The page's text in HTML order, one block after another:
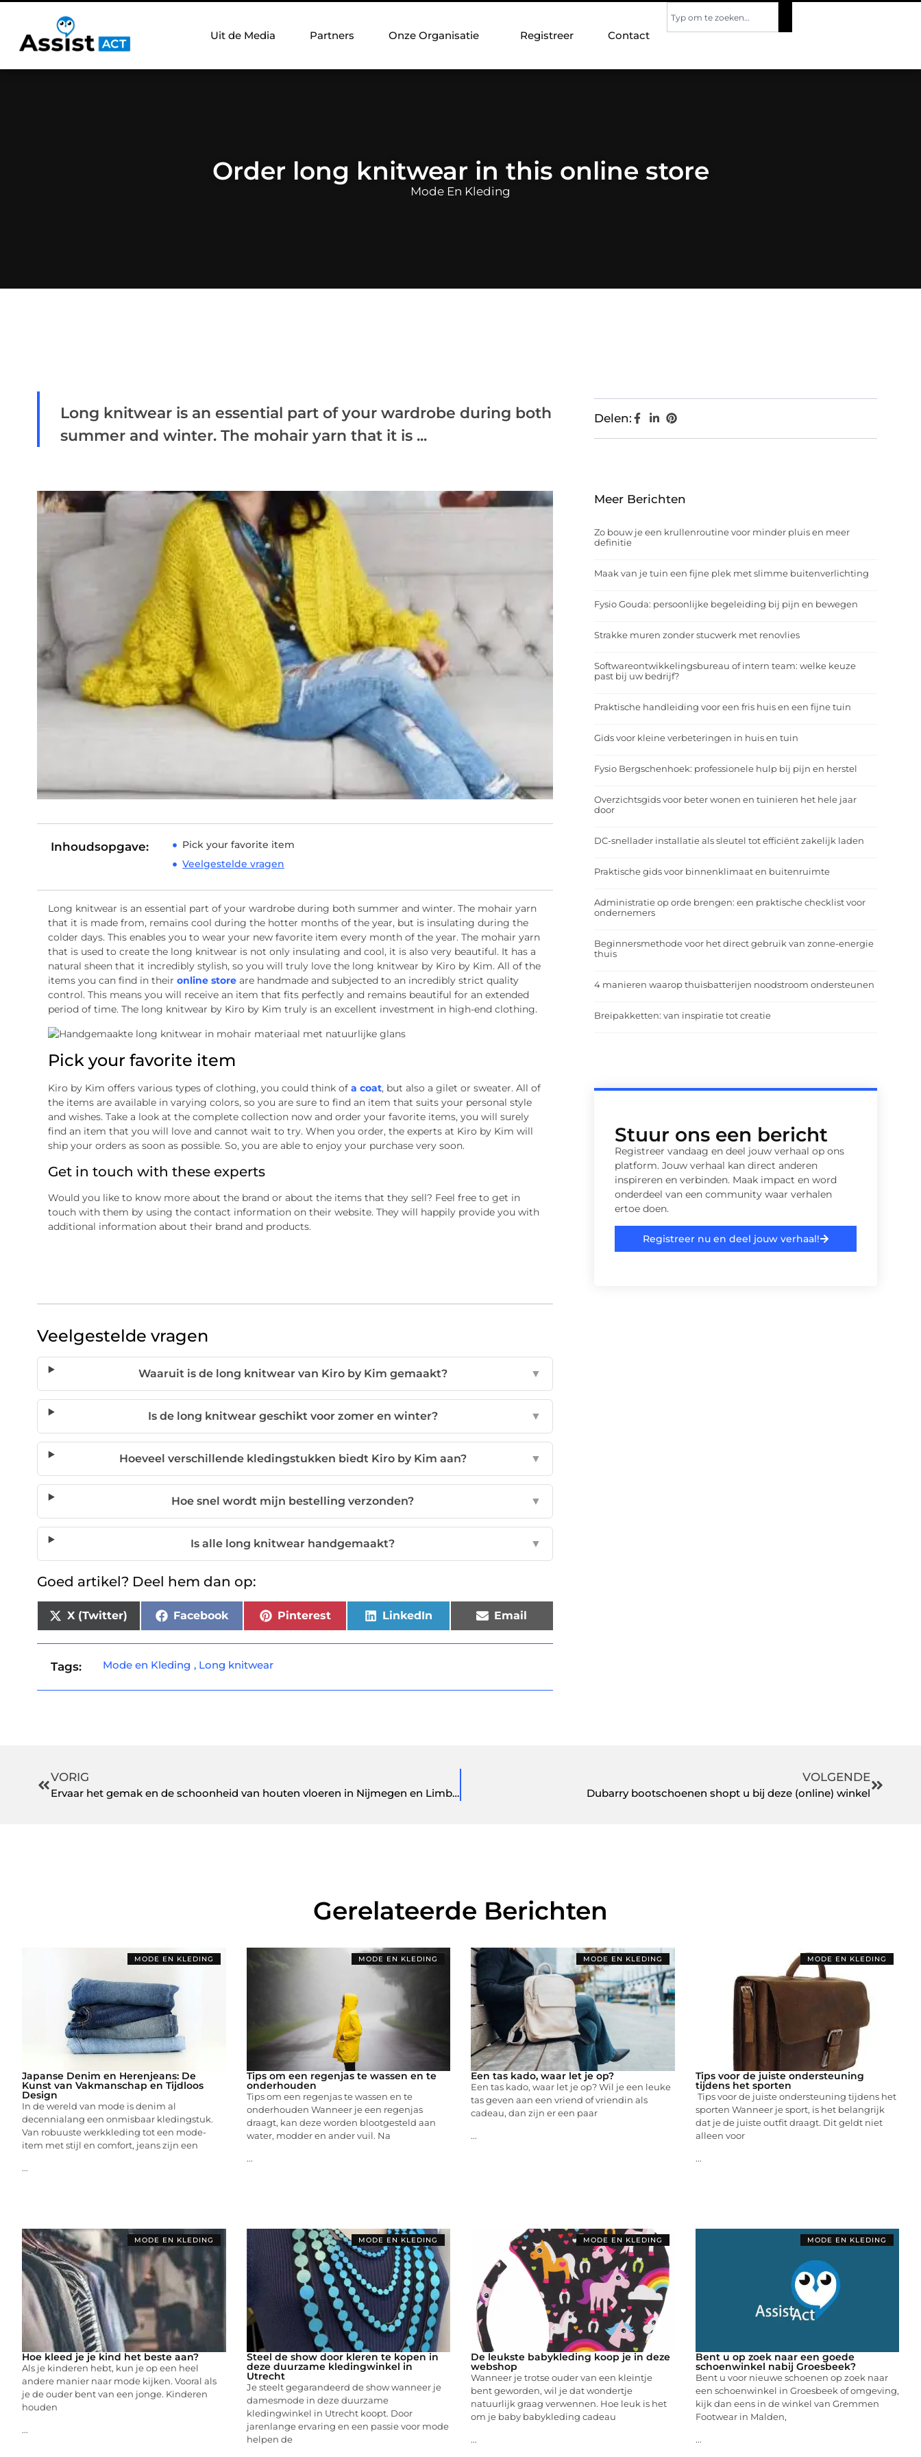
Uit de Media Partners Onze Organisatie Registreer Contact
Order long knitwear in this online store
Mode En Kleding
Long knitwear is an essential part of your wardrobe during both
summer and winter. The mohair yarn that it is ...
Inhoudsopgave:
Pick your favorite item
Veelgestelde vragen
Long knitwear is an essential part of your wardrobe during both summer and winter. The mohair yarn
that it is made from, remains cool during the hotter months of the year, but is insulating during the
colder days. This enables you to wear your new favorite item every month of the year. The mohair yarn
that is used to create the long knitwear is not only insulating and cool, it is also very beautiful. It has a
natural sheen that it incredibly stylish, so you will truly love the long knitwear by Kiro by Kim. All of the
items you can find in their online storeare handmade and subjected to an incredibly strict quality
control. This means you will receive an item that fits perfectly and remains beautiful for an extended
period of time. The long knitwear by Kiro by Kim truly is an excellent investment in high-end clothing.
Pick your favorite item
Kiro by Kim offers various types of clothing, you could think of a coat, but also a gilet or sweater. All of
the items are available in varying colors, so you are sure to find an item that suits your personal style
and wishes. Take a look at the complete collection now and order your favorite items, you will surely
find an item that you will love and cannot wait to try. When you order, the experts at Kiro by Kim will
ship your orders as soon as possible. So, you are able to enjoy your purchase very soon.
Get in touch with these experts
Would you like to know more about the brand or about the items that they sell? Feel free to get in
touch with them by using the contact information on their website. They will happily provide you with
additional information about their brand and products.
Veelgestelde vragen
Waaruit is de long knitwear van Kiro by Kim gemaakt? ▼
Is de long knitwear geschikt voor zomer en winter? ▼
Hoeveel verschillende kledingstukken biedt Kiro by Kim aan? ▼
Hoe snel wordt mijn bestelling verzonden? ▼
Is alle long knitwear handgemaakt? ▼
Goed artikel? Deel hem dan op:
X (Twitter) Facebook Pinterest LinkedIn Email
Tags: Mode en Kleding , Long knitwear
Delen:
Meer Berichten
Zo bouw je een krullenroutine voor minder pluis en meer
definitie
Maak van je tuin een fijne plek met slimme buitenverlichting
Fysio Gouda: persoonlijke begeleiding bij pijn en bewegen
Strakke muren zonder stucwerk met renovlies
Softwareontwikkelingsbureau of intern team: welke keuze
past bij uw bedrijf?
Praktische handleiding voor een fris huis en een fijne tuin
Gids voor kleine verbeteringen in huis en tuin
Fysio Bergschenhoek: professionele hulp bij pijn en herstel
Overzichtsgids voor beter wonen en tuinieren het hele jaar
door
DC-snellader installatie als sleutel tot efficiënt zakelijk laden
Praktische gids voor binnenklimaat en buitenruimte
Administratie op orde brengen: een praktische checklist voor
ondernemers
Beginnersmethode voor het direct gebruik van zonne-energie
thuis
4 manieren waarop thuisbatterijen noodstroom ondersteunen
Breipakketten: van inspiratie tot creatie
Stuur ons een bericht
Registreer vandaag en deel jouw verhaal op ons
platform. Jouw verhaal kan direct anderen
inspireren en verbinden. Maak impact en word
onderdeel van een community waar verhalen
ertoe doen.
Registreer nu en deel jouw verhaal!
VORIG
Ervaar het gemak en de schoonheid van houten vloeren in Nijmegen en Limburg
VOLGENDE
Dubarry bootschoenen shopt u bij deze (online) winkel
Gerelateerde Berichten
MODE EN KLEDING
Japanse Denim en Herenjeans: De
Kunst van Vakmanschap en Tijdloos
Design
In de wereld van mode is denim al
decennialang een onmisbaar kledingstuk.
Van robuuste werkkleding tot een mode-
item met stijl en comfort, jeans zijn een
...
MODE EN KLEDING
Tips om een ​​regenjas te wassen en te
onderhouden
Tips om een ​​regenjas te wassen en te
onderhouden Wanneer je een regenjas
draagt, kan deze worden blootgesteld aan
water, modder en ander vuil. Na
...
MODE EN KLEDING
Een tas kado, waar let je op?
Een tas kado, waar let je op? Wil je een leuke
tas geven aan een vriend of vriendin als
cadeau, dan zijn er een paar
...
MODE EN KLEDING
Tips voor de juiste ondersteuning
tijdens het sporten
Tips voor de juiste ondersteuning tijdens het
sporten Wanneer je sport, is het belangrijk
dat je de juiste outfit draagt. Dit geldt niet
alleen voor
...
MODE EN KLEDING
Hoe kleed je je kind het beste aan?
Als je kinderen hebt, kun je op een heel
andere manier naar mode kijken. Vooral als
je de ouder bent van een jonge. Kinderen
houden
...
MODE EN KLEDING
Steel de show door kleren te kopen in
deze duurzame kledingwinkel in
Utrecht
Je steelt gegarandeerd de show wanneer je
damesmode in deze duurzame
kledingwinkel in Utrecht koopt. Door
jarenlange ervaring en een passie voor mode
helpen de
MODE EN KLEDING
De leukste babykleding koop je in deze
webshop
Wanneer je trotse ouder van een kleintje
bent geworden, wil je dat wondertje
natuurlijk graag verwennen. Hoe leuk is het
om je baby babykleding cadeau
...
MODE EN KLEDING
Bent u op zoek naar een goede
schoenwinkel nabij Groesbeek?
Bent u voor nieuwe schoenen op zoek naar
een schoenwinkel in Groesbeek of omgeving,
kijk dan eens in de winkel van Gremmen
Footwear in Malden,
...